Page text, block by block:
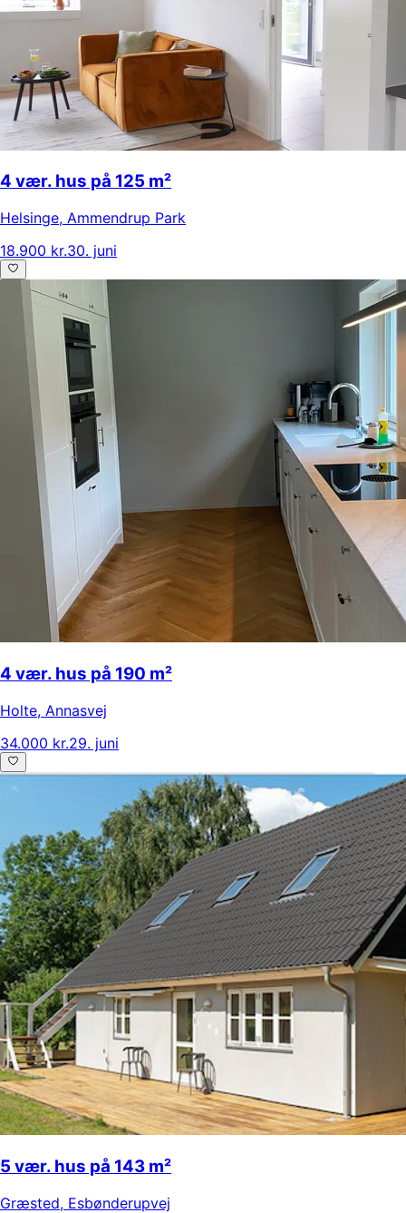
4 vær. hus på 125 m²
Helsinge, Ammendrup Park
18.900 kr.30. juni
4 vær. hus på 190 m²
Holte, Annasvej
34.000 kr.29. juni
5 vær. hus på 143 m²
Græsted, Esbønderupvej